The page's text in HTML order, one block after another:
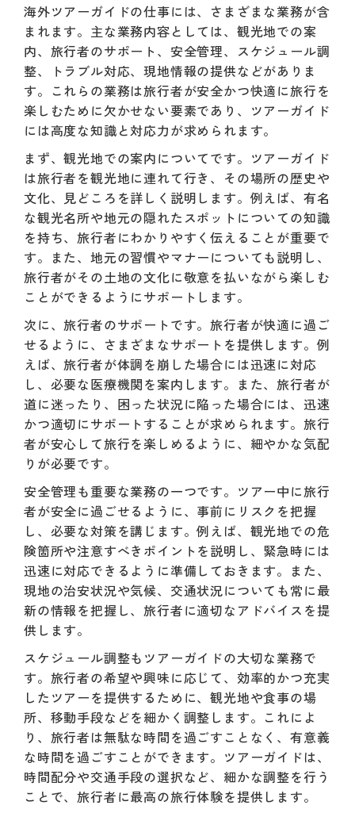
海外ツアーガイドの仕事には、さまざまな業務が含
まれます。主な業務内容としては、観光地での案
内、旅行者のサポート、安全管理、スケジュール調
整、トラブル対応、現地情報の提供などがありま
す。これらの業務は旅行者が安全かつ快適に旅行を
楽しむために欠かせない要素であり、ツアーガイド
には高度な知識と対応力が求められます。
まず、観光地での案内についてです。ツアーガイド
は旅行者を観光地に連れて行き、その場所の歴史や
文化、見どころを詳しく説明します。例えば、有名
な観光名所や地元の隠れたスポットについての知識
を持ち、旅行者にわかりやすく伝えることが重要で
す。また、地元の習慣やマナーについても説明し、
旅行者がその土地の文化に敬意を払いながら楽しむ
ことができるようにサポートします。
次に、旅行者のサポートです。旅行者が快適に過ご
せるように、さまざまなサポートを提供します。例
えば、旅行者が体調を崩した場合には迅速に対応
し、必要な医療機関を案内します。また、旅行者が
道に迷ったり、困った状況に陥った場合には、迅速
かつ適切にサポートすることが求められます。旅行
者が安心して旅行を楽しめるように、細やかな気配
りが必要です。
安全管理も重要な業務の一つです。ツアー中に旅行
者が安全に過ごせるように、事前にリスクを把握
し、必要な対策を講じます。例えば、観光地での危
険箇所や注意すべきポイントを説明し、緊急時には
迅速に対応できるように準備しておきます。また、
現地の治安状況や気候、交通状況についても常に最
新の情報を把握し、旅行者に適切なアドバイスを提
供します。
スケジュール調整もツアーガイドの大切な業務で
す。旅行者の希望や興味に応じて、効率的かつ充実
したツアーを提供するために、観光地や食事の場
所、移動手段などを細かく調整します。これによ
り、旅行者は無駄な時間を過ごすことなく、有意義
な時間を過ごすことができます。ツアーガイドは、
時間配分や交通手段の選択など、細かな調整を行う
ことで、旅行者に最高の旅行体験を提供します。